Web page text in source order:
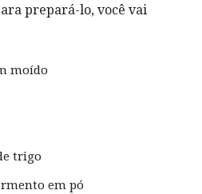
prepará-lo, você vai
moído
trigo
em pó